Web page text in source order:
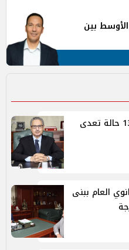
بين
رفع 140 طن قمامة وإزالة 13 حالة تعدى
العام ببنى